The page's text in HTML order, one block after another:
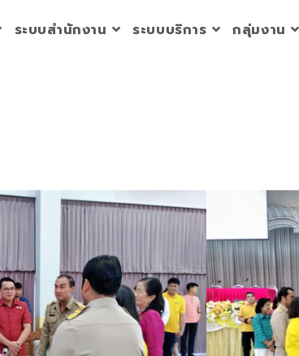
ระบบสำนักงาน ระบบบริการ กลุ่มงาน